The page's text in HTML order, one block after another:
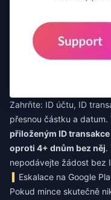
Zahrňte: ID účtu, ID
přesnou částku a datum.
přiloženým ID
oproti 4+ dnům bez něj.
nepodávejte žádost bez
Eskalace na Google
Pokud mince skutečně